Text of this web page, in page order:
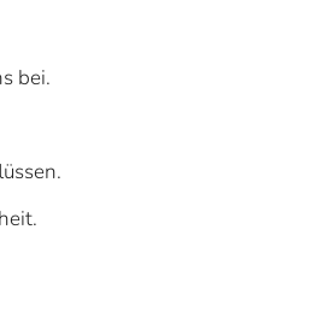
bei.